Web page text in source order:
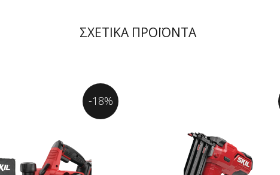
ΣΧΕΤΙΚΑ ΠΡΟΪΟΝΤΑ
-18%